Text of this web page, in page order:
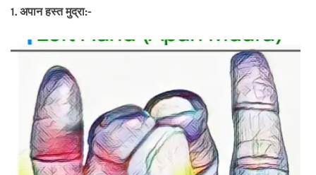
1. अपान हस्त मुद्रा:-